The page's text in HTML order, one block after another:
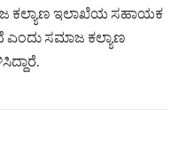
ಕಲ್ಯಾಣ ಇಲಾಖೆಯ ಸಹಾಯಕ
ಎಂದು ಸಮಾಜ ಕಲ್ಯಾಣ